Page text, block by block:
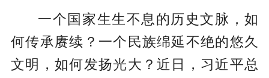
一个国家生生不息的历史文脉，如
何传承赓续？一个民族绵延不绝的悠久
文明，如何发扬光大？近日，习近平总